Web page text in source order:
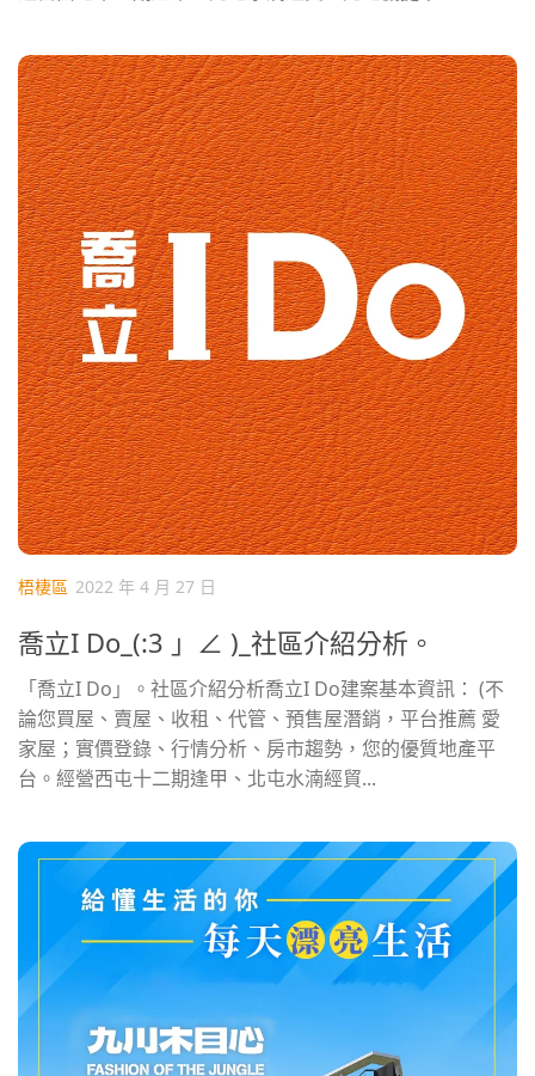
梧棲區 2022 年 4 月 27 日
喬立I Do_(:3 」∠ )_社區介紹分析。
「喬立I Do」。社區介紹分析喬立I Do建案基本資訊： (不
論您買屋、賣屋、收租、代管、預售屋潛銷，平台推薦 愛
家屋；實價登錄、行情分析、房市趨勢，您的優質地產平
台。經營西屯十二期逢甲、北屯水湳經貿...